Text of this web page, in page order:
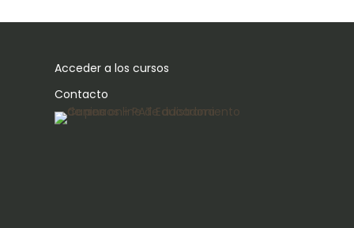
Acceder a los cursos
Contacto